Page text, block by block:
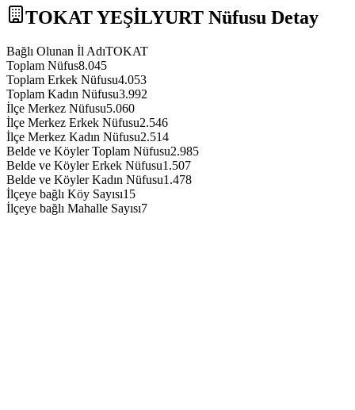
TOKATYEŞİLYURT Nüfusu Detay
Bağlı Olunan İl AdıTOKAT
Toplam Nüfus8.045
Toplam Erkek Nüfusu4.053
Toplam Kadın Nüfusu3.992
İlçe Merkez Nüfusu5.060
İlçe Merkez Erkek Nüfusu2.546
İlçe Merkez Kadın Nüfusu2.514
Belde ve Köyler Toplam Nüfusu2.985
Belde ve Köyler Erkek Nüfusu1.507
Belde ve Köyler Kadın Nüfusu1.478
İlçeye bağlı Köy Sayısı15
İlçeye bağlı Mahalle Sayısı7